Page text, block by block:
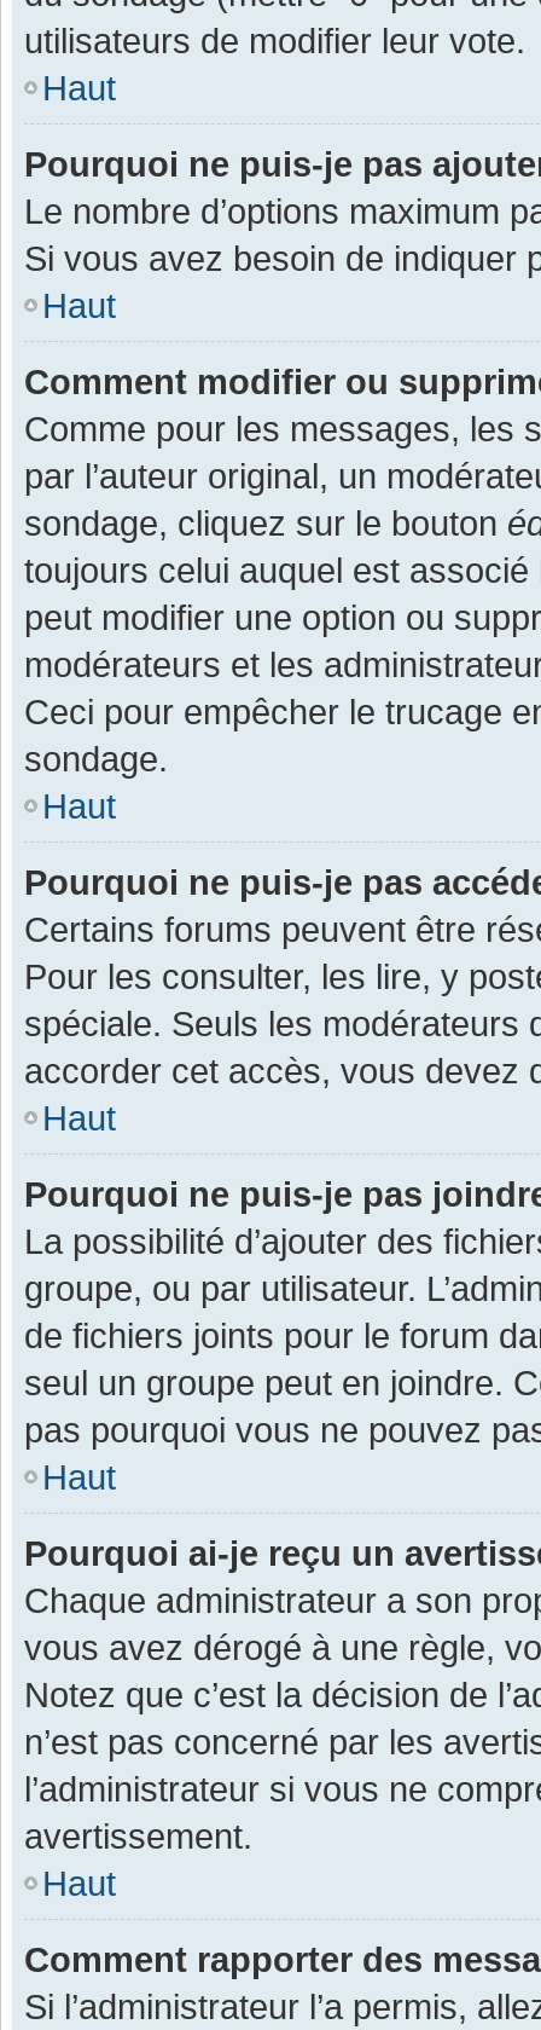
utilisateurs de modifier leur vote.
Haut
Pourquoi ne puis-je pas
Le nombre d’options maximum
Si vous avez besoin de indiquer
Haut
Comment modifier ou
Comme pour les messages, les
par l’auteur original, un
sondage, cliquez sur le bouton
toujours celui auquel est associé
peut modifier une option ou
modérateurs et les
Ceci pour empêcher le trucage
sondage.
Haut
Pourquoi ne puis-je pas
Certains forums peuvent être
Pour les consulter, les lire, y
spéciale. Seuls les modérateurs
accorder cet accès, vous devez
Haut
Pourquoi ne puis-je pas
La possibilité d’ajouter des
groupe, ou par utilisateur.
de fichiers joints pour le forum
seul un groupe peut en joindre.
pas pourquoi vous ne pouvez
Haut
Pourquoi ai-je reçu un
Chaque administrateur a son
vous avez dérogé à une règle,
Notez que c’est la décision de
n’est pas concerné par les
l’administrateur si vous ne
avertissement.
Haut
Comment rapporter des
Si l’administrateur l’a permis,